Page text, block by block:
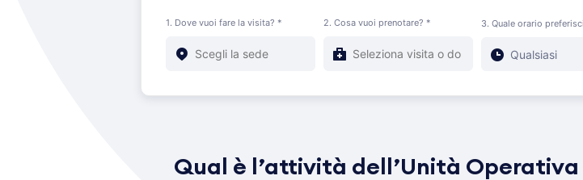
1. Dove vuoi fare la visita? * 2. Cosa vuoi prenotare? * 3. Quale orario
Qual è l’attività dell’Unità Operativa